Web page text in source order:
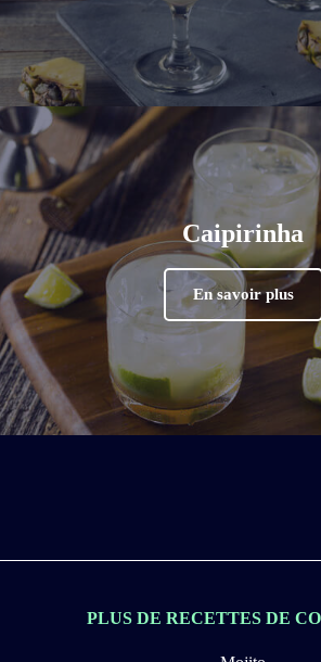
Caipirinha
En savoir plus
PLUS DE RECETTES DE